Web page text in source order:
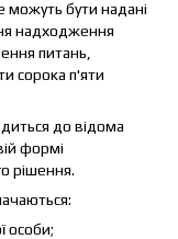
можуть бути надані
надходження
питань,
сорока п'яти
до відома
формі
рішення.
особи;